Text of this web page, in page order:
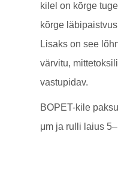
kilel on kõrge
kõrge
Lisaks on see
värvitu,
vastupidav.
BOPET-kile
μm ja rulli laius